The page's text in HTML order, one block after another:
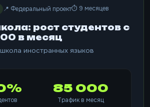
📍 Федеральный проект⏱ 9 месяцев
рост студентов с
в месяц
иностранных языков
85 000
Трафик в месяц